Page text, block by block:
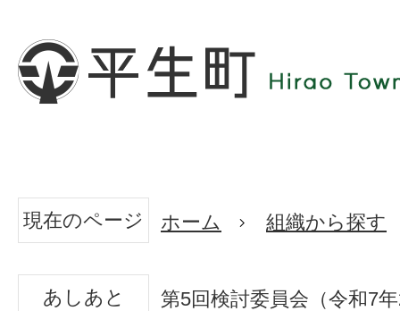
現在のページ ホーム 組織から探す
あしあと 第5回検討委員会（令和7